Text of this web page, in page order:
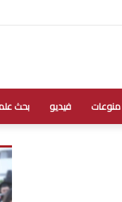
منوعات فيديو بحث